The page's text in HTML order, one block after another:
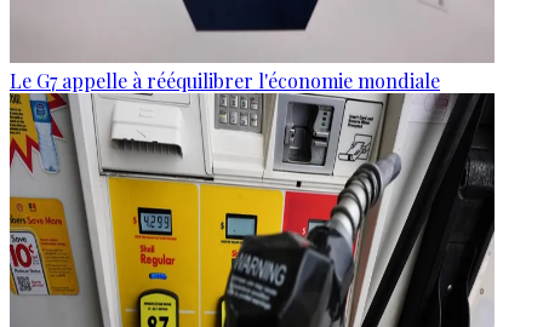
Le G7 appelle à rééquilibrer l'économie mondiale